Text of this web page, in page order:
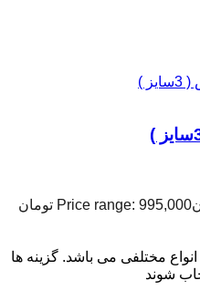
Price range: 995,000 تومان
مختلفی می باشد. گزینه ها
شوند